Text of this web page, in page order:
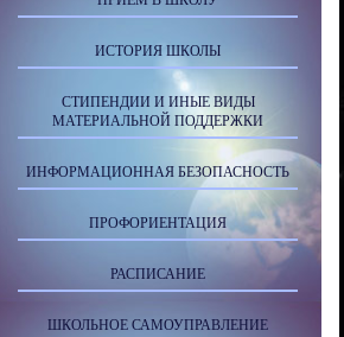
ИСТОРИЯ ШКОЛЫ
СТИПЕНДИИ И ИНЫЕ ВИДЫ
МАТЕРИАЛЬНОЙ ПОДДЕРЖКИ
ИНФОРМАЦИОННАЯ БЕЗОПАСНОСТЬ
ПРОФОРИЕНТАЦИЯ
РАСПИСАНИЕ
ШКОЛЬНОЕ САМОУПРАВЛЕНИЕ